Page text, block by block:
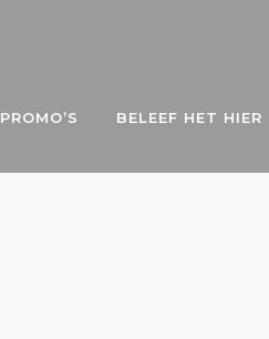
PROMO’S BELEEF HET HIER